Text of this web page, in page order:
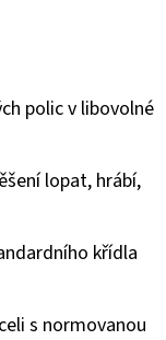
polic v libovolné
lopat, hrábí,
křídla
s normovanou